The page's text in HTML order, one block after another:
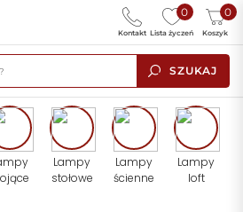
SZUKAJ
0
Lista życzeń
0
Koszyk
Kontakt
Lampy
stołowe
Lampy
ścienne
Lampy
loft